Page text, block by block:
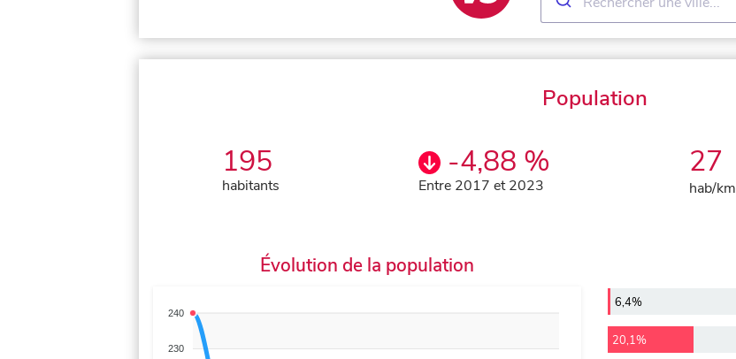
Population
195
habitants
-4,88 %
Entre 2017 et 2023
27
hab/km
Évolution de la population
240
230
6,4%
20,1%